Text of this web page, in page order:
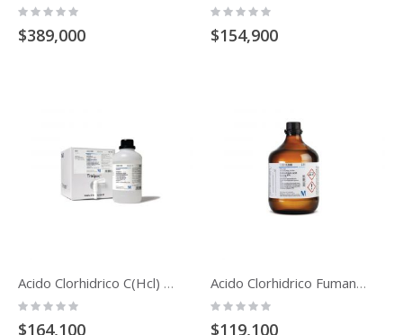
Rating:
0%
$389,000
Rating:
0%
$154,900
Acido Clorhidrico C(Hcl) = 1 Mol/L (1 N) Titripur 1 L (Acido Clorhidrico)
Rating:
$164,100
Acido Clorhidrico Fumante 37% P.A. Emsure Acs,Iso,Reag. Ph Eur (Acido Clorhidrico)
Rating:
$119,100